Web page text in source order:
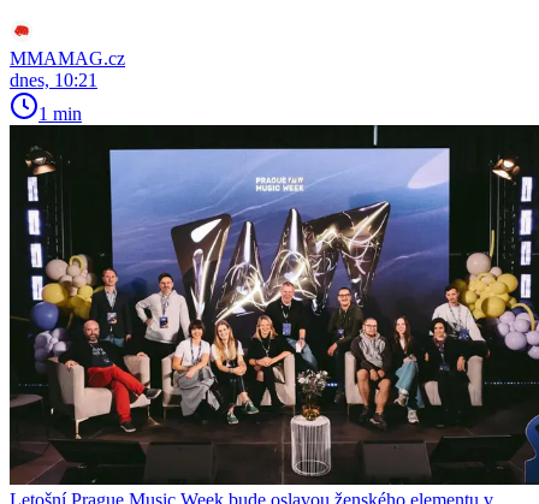
MMAMAG.cz
dnes, 10:21
1 min
Letošní Prague Music Week bude oslavou ženského elementu v